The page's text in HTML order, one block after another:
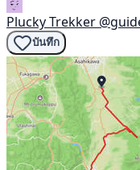
Plucky Trekker
บันทึก